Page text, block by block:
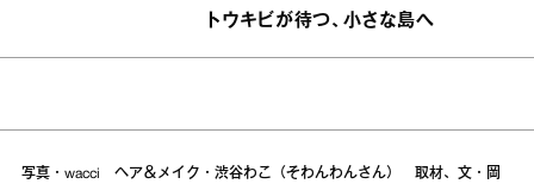
トウキビが待つ、小さな島へ
写真・wacci ヘア＆メイク・渋谷わこ（そわんわんさん） 取材、文・岡